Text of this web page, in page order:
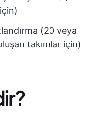
(20 veya
takımlar için)